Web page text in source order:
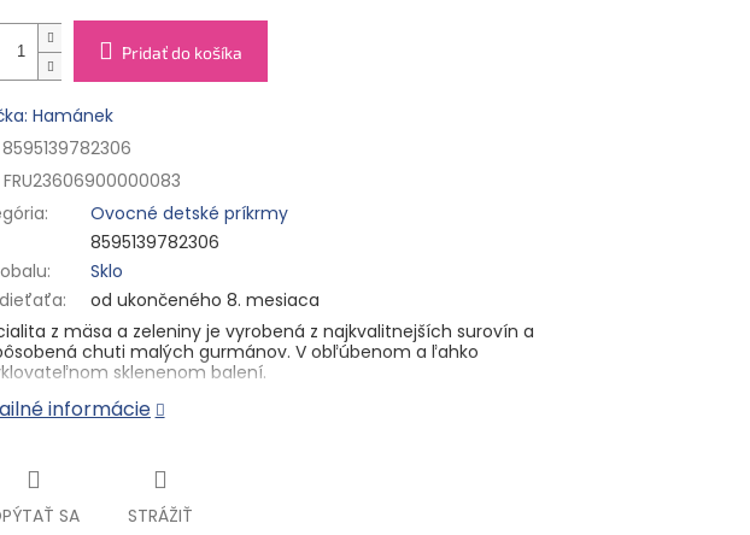
Pridať do košíka
Hamánek
8595139782306
FRU23606900000083
:
Ovocné detské príkrmy
8595139782306
:
Sklo
:
od ukončeného 8. mesiaca
z mäsa a zeleniny je vyrobená z najkvalitnejších surovín a
chuti malých gurmánov. V obľúbenom a ľahko
sklenenom balení.
pór (1 %).
chuť
informácie
SA STRÁŽIŤ